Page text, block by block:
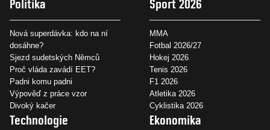
Politika
Nová superdávka: kdo na ní
dosáhne?
Sjezd sudetských Němců
Proč vláda zavádí EET?
Padni komu padni
Výpověď z práce vzor
Divoký kačer
Sport 2026
MMA
Fotbal 2026/27
Hokej 2026
Tenis 2026
F1 2026
Atletika 2026
Cyklistika 2026
Technologie Ekonomika